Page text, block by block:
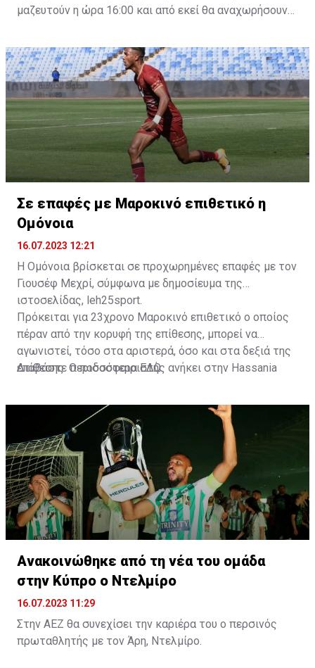
μαζευτούν η ώρα 16:00 και από εκεί θα αναχωρήσουν
δώοσυν το παρών τους στην απογευματινή προπόνηση
της ομάδας.
Σε επαφές με Μαροκινό επιθετικό η
Ομόνοια
16.07.2023 12:21
Η Ομόνοια βρίσκεται σε προχωρημένες επαφές με τον
Γιουσέφ Μεχρί, σύμφωνα με δημοσίευμα της
ιστοσελίδας, leh25sport.
Πρόκειται για 23χρονο Μαροκινό επιθετικό ο οποίος
πέραν από την κορυφή της επίθεσης, μπορεί να
αγωνιστεί, τόσο στα αριστερά, όσο και στα δεξιά της
επίθεσης. Ο ποδοσφαιριστής ανήκει στην Hassania
2026.
Διαβάστε περισσότεραΕΔΩ.
Ανακοινώθηκε από τη νέα του ομάδα
στην Κύπρο ο Ντελμίρο
16.07.2023 11:29
Στην ΑΕΖ θα συνεχίσει την καριέρα του ο περσινός
πρωταθλητής με τον Άρη, Ντελμίρο.